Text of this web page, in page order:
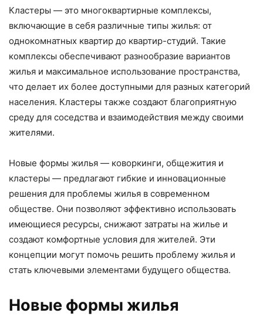
Кластеры — это многоквартирные комплексы,
включающие в себя различные типы жилья: от
однокомнатных квартир до квартир-студий. Такие
комплексы обеспечивают разнообразие вариантов
жилья и максимальное использование пространства,
что делает их более доступными для разных категорий
населения. Кластеры также создают благоприятную
среду для соседства и взаимодействия между своими
жителями.
Новые формы жилья — коворкинги, общежития и
кластеры — предлагают гибкие и инновационные
решения для проблемы жилья в современном
обществе. Они позволяют эффективно использовать
имеющиеся ресурсы, снижают затраты на жилье и
создают комфортные условия для жителей. Эти
концепции могут помочь решить проблему жилья и
стать ключевыми элементами будущего общества.
Новые формы жилья